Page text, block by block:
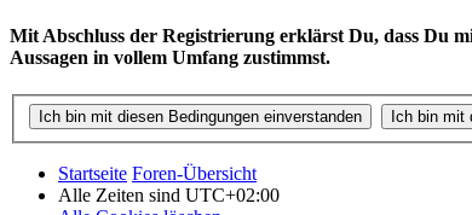
Mit Abschluss der Registrierung erklärst Du, dass Du
Aussagen in vollem Umfang zustimmst.
Startseite Foren-Übersicht
Alle Zeiten sind UTC+02:00